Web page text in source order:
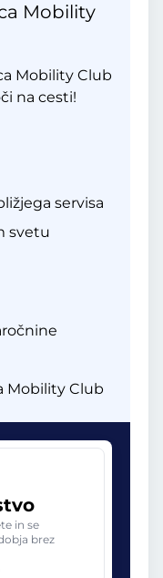
Mobility
Mobility Club
na cesti!
servisa
svetu
Mobility Club
in se
brez